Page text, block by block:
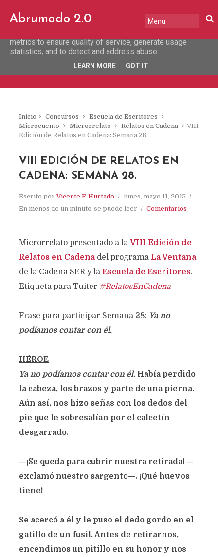
Abrumado 2.0
Inicio Concursos
Escuela de Escritores
Microcuento
Microrrelato Relatos en Cadena
VIII
Edición de Relatos en Cadena: Semana 28.
VIII EDICIÓN DE RELATOS EN
CADENA: SEMANA 28.
Escrito porVicente F. Hurtado
lunes, mayo 11, 2015
En menos de un minuto se puede leer Comentarios
Microrrelato presentado a laVIII Edición de
Relatos en Cadenadel programa La Ventana
de la Cadena SER y laEscuela de Escritores.
Etiqueta para Tuiter #RelatosEnCadena
Frase para participar Semana 28: Ya no
podíamos contar con él.
HÉROE
Ya no podíamos contar con él. Había perdido
la cabeza, los brazos y parte de una pierna.
Aún así, nos hizo señas con los dedos del
pie que le sobresalían por el calcetín
desgarrado.
—¡Se queda para cubrir nuestra retirada! —
exclamó nuestro sargento—. ¡Qué huevos
tiene!
Se acercó a él y le puso el dedo gordo en el
gatillo de un fusil. Antes de retirarnos,
encendimos un pitillo en su honor y nos
This site uses cookies from Google to deliver its services
and to analyze traffic. Your IP address and user-agent are
metrics to ensure quality of service, generate usage
statistics, and to detect and address abuse.
LEARN MORE GOT IT